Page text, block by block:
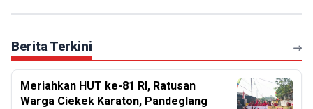
Berita Terkini
Meriahkan HUT ke-81 RI, Ratusan
Warga Ciekek Karaton, Pandeglang